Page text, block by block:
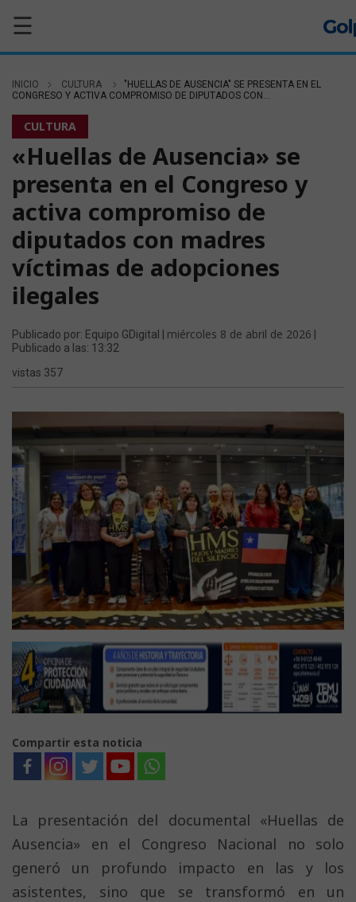
☰
INICIO CULTURA
"HUELLAS DE AUSENCIA" SE PRESENTA EN EL
CONGRESO Y ACTIVA COMPROMISO DE DIPUTADOS CON...
CULTURA
«Huellas de Ausencia» se
presenta en el Congreso y
activa compromiso de
diputados con madres
víctimas de adopciones
ilegales
Publicado por: Equipo GDigital | miércoles 8 de abril de 2026
Publicado a las: 13:32
vistas 357
Compartir esta noticia
La presentación del documental «Huellas de
Ausencia» en el Congreso Nacional no solo
generó un profundo impacto en las y los
asistentes, sino que se transformó en un